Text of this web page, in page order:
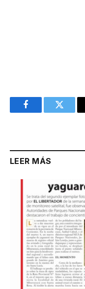
FacebookTwitter
LEER MÁS